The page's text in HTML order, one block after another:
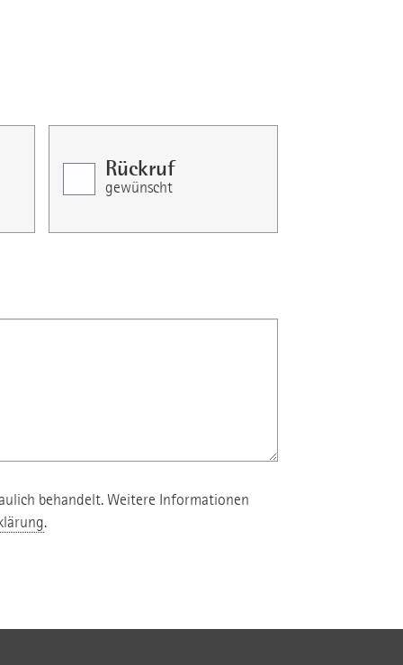
Rückruf
gewünscht
behandelt. Weitere Informationen
.